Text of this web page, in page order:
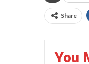
Share
You